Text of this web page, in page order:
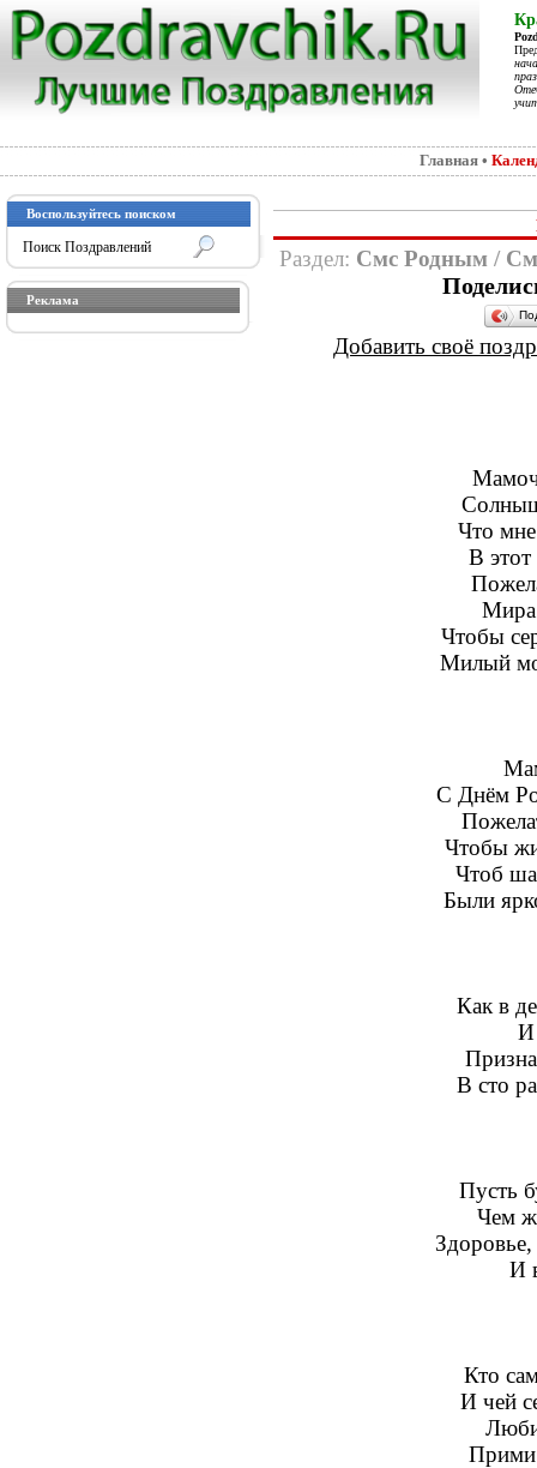
Главная •
Воспользуйтесь поиском
Реклама
Раздел: Смс Родным /
Добавить своё
Что
В этот
Мира
Чтобы
Милый
С Днём
Чтобы
Чтоб
Были
Как в
И
В сто
Пусть
Чем
И
Кто
И чей
Прими